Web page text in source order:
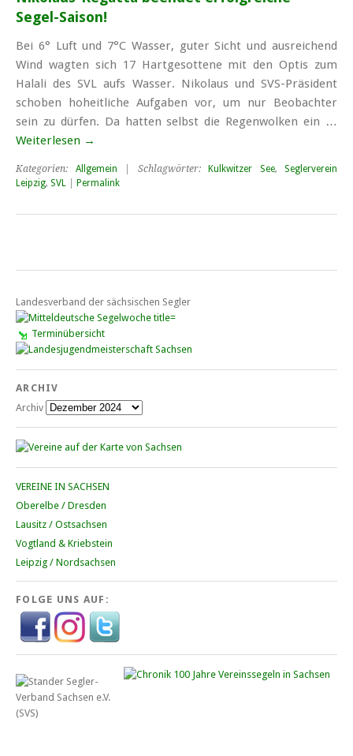
Segel-Saison!
Bei 6° Luft und 7°C Wasser, guter Sicht und aus­reichend
Wind wagten sich 17 Hart­ge­sottene mit den Optis zum
Halali des SVL aufs Wasser. Nikolaus und SVS-Präsident
schoben hoheit­liche Aufgaben vor, um nur Beobachter
sein zu dürfen. Da hatten selbst die Regen­wolken ein …
Weiterlesen →
Kategorien: Allgemein | Schlagwörter: Kulkwitzer See, Seglerverein
Leipzig, SVL Permalink
Landesverband der sächsischen Segler
Terminübersicht
ARCHIV
Archiv
VEREINE IN SACHSEN
Oberelbe / Dresden
Lausitz / Ostsachsen
Vogtland & Kriebstein
Leipzig / Nordsachsen
FOLGE UNS AUF: